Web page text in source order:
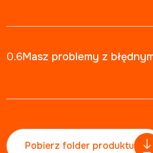
0.6Masz problemy z
Pobierz folder produktu